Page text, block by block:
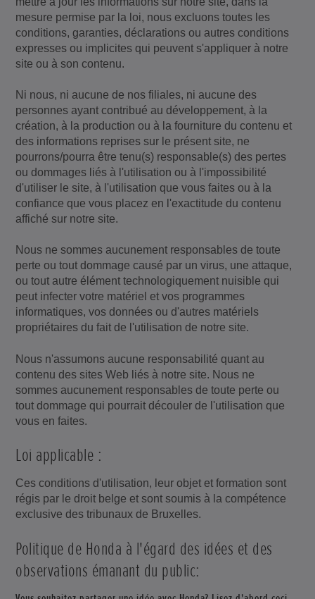
mesure permise par la loi, nous excluons toutes les
conditions, garanties, déclarations ou autres conditions
expresses ou implicites qui peuvent s'appliquer à notre
site ou à son contenu.
Ni nous, ni aucune de nos filiales, ni aucune des
personnes ayant contribué au développement, à la
création, à la production ou à la fourniture du contenu et
des informations reprises sur le présent site, ne
pourrons/pourra être tenu(s) responsable(s) des pertes
ou dommages liés à l'utilisation ou à l'impossibilité
d'utiliser le site, à l'utilisation que vous faites ou à la
confiance que vous placez en l'exactitude du contenu
affiché sur notre site.
Nous ne sommes aucunement responsables de toute
perte ou tout dommage causé par un virus, une attaque,
ou tout autre élément technologiquement nuisible qui
peut infecter votre matériel et vos programmes
informatiques, vos données ou d'autres matériels
propriétaires du fait de l'utilisation de notre site.
Nous n'assumons aucune responsabilité quant au
contenu des sites Web liés à notre site. Nous ne
sommes aucunement responsables de toute perte ou
tout dommage qui pourrait découler de l'utilisation que
vous en faites.
Loi applicable :
Ces conditions d'utilisation, leur objet et formation sont
régis par le droit belge et sont soumis à la compétence
exclusive des tribunaux de Bruxelles.
Politique de Honda à l'égard des idées et des
observations émanant du public: